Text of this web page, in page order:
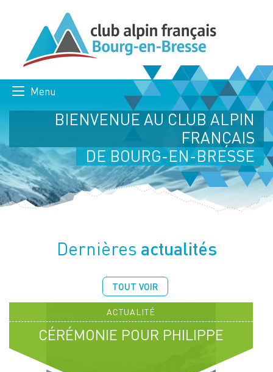
Menu
BIENVENUE AU CLUB ALPIN
FRANÇAIS
DE BOURG-EN-BRESSE
Dernières actualités
TOUT VOIR
CÉRÉMONIE POUR PHILIPPE
ACTUALITÉ